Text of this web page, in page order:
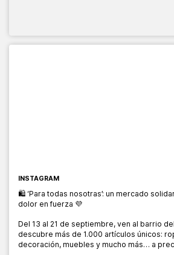
INSTAGRAM
🛍️ ‘Para todas nosotras’: un mercado
dolor en fuerza 💜
Del 13 al 21 de septiembre, ven al barrio
descubre más de 1.000 artículos únicos:
decoración, muebles y mucho más… a